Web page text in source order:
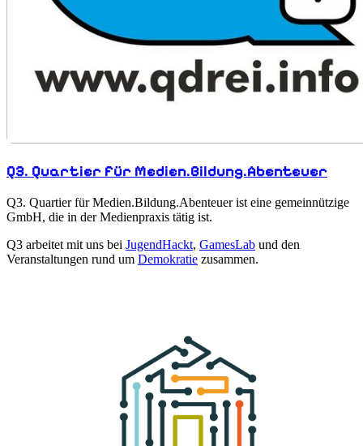
Q3. Quartier für Medien.Bildung.Abenteuer
Q3. Quartier für Medien.Bildung.Abenteuer ist eine gemeinnützige
GmbH, die in der Medienpraxis tätig ist.
Q3 arbeitet mit uns bei JugendHackt, GamesLab und den
Veranstaltungen rund um Demokratie zusammen.